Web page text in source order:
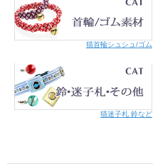
猫首輪シュシュ/ゴム
猫迷子札 鈴など